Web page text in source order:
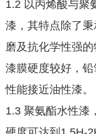
1.2 以丙烯酸与聚
漆，其特点除了
磨及抗化学性强的
漆膜硬度较好，
性能接近油性漆。
1.3 聚氨酯水性漆